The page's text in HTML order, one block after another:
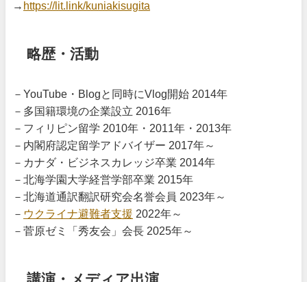
→ https://lit.link/kuniakisugita
略歴・活動
－YouTube・Blogと同時にVlog開始 2014年
－多国籍環境の企業設立 2016年
－フィリピン留学 2010年・2011年・2013年
－内閣府認定留学アドバイザー 2017年～
－カナダ・ビジネスカレッジ卒業 2014年
－北海学園大学経営学部卒業 2015年
－北海道通訳翻訳研究会名誉会員 2023年～
－ ウクライナ避難者支援 2022年～
－菅原ゼミ「秀友会」会長 2025年～
講演・メディア出演